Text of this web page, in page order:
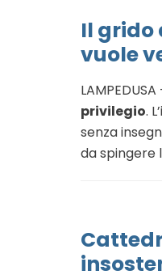
Il grido
vuole
privilegio.
senza
da spingere